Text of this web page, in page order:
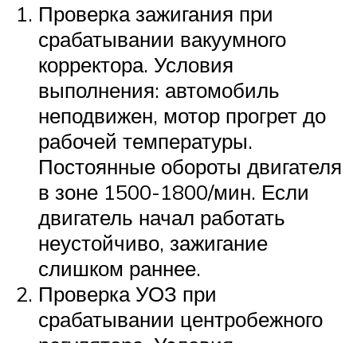
Проверка зажигания при
срабатывании вакуумного
корректора. Условия
выполнения: автомобиль
неподвижен, мотор прогрет до
рабочей температуры.
Постоянные обороты двигателя
в зоне 1500-1800/мин. Если
двигатель начал работать
неустойчиво, зажигание
слишком раннее.
Проверка УОЗ при
срабатывании центробежного